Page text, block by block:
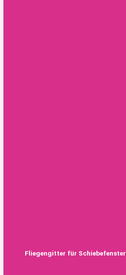
Fliegengitter für Schiebefenster